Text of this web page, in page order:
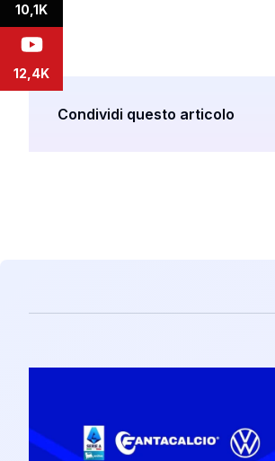
10,1K
12,4K
Condividi questo articolo